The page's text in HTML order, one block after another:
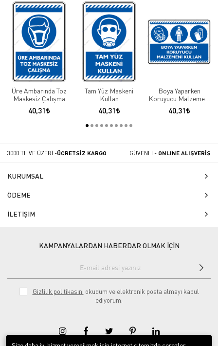
Üre Ambarında Toz
Maskesiz Çalışma
40,31
Tam Yüz Maskeni
Kullan
40,31
Boya Yaparken
Koruyucu Malzemeni
Kullan
40,31
3000 TL VE ÜZERİ -ÜCRETSİZ KARGO GÜVENLİ - ONLINE ALIŞVERİŞ
KURUMSAL
ÖDEME
İLETİŞİM
KAMPANYALARDAN HABERDAR OLMAK İÇİN
Gizlilik politikasını okudum ve elektronik posta almayı kabul
ediyorum.